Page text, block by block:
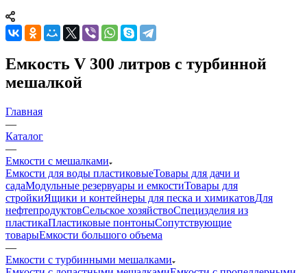
Емкость V 300 литров с турбинной
мешалкой
Главная
—
Каталог
—
Емкости с мешалками
Емкости для воды пластиковыеТовары для дачи и
садаМодульные резервуары и емкостиТовары для
стройкиЯщики и контейнеры для песка и химикатовДля
нефтепродуктовСельское хозяйствоСпецизделия из
пластикаПластиковые понтоныСопутствующие
товарыЕмкости большого объема
—
Емкости с турбинными мешалками